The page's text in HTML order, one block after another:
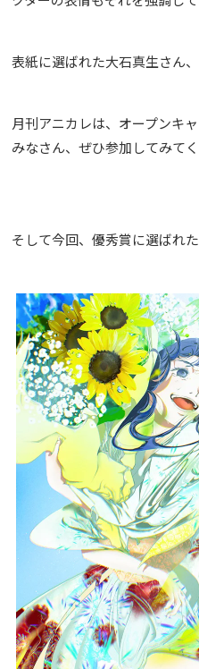
表紙に選ばれた大石真生さん
月刊アニカレは、オープンキ
みなさん、ぜひ参加してみて
そして今回、優秀賞に選ばれ